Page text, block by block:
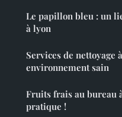
Le papillon bleu : un
à lyon
Services de nettoyage
environnement sain
Fruits frais au bureau
pratique !